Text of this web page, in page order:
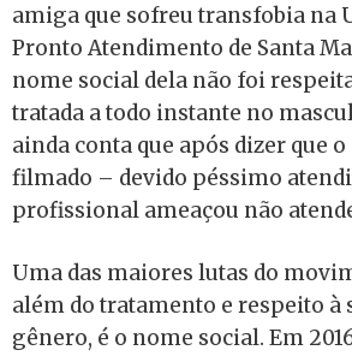
amiga que sofreu transfobia na
Pronto Atendimento de Santa
nome social dela não foi
tratada a todo instante no
ainda conta que após dizer que
filmado – devido péssimo
profissional ameaçou não
Uma das maiores lutas do
além do tratamento e respeito à
gênero, é o nome social. Em